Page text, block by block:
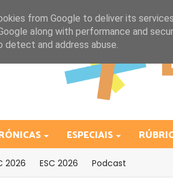
ESPECIAIS
2026 ESC 2026 Podcast
from Google to deliver its
along with performance and
and address abuse.